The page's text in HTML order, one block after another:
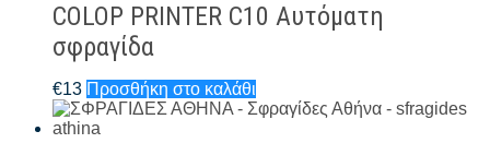
COLOP PRINTER C10 Αυτόματη
σφραγίδα
€13 Προσθήκη στο καλάθι